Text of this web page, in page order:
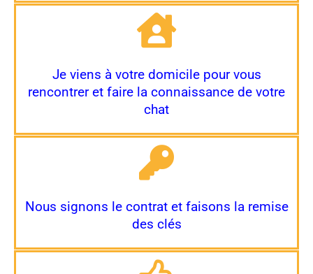
Je viens à votre domicile pour vous
rencontrer et faire la connaissance de votre
chat
Nous signons le contrat et faisons la remise
des clés